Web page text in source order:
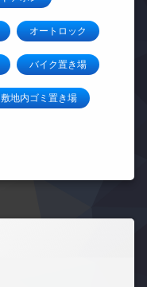
オートロック
バイク置き場
敷地内ゴミ置き場